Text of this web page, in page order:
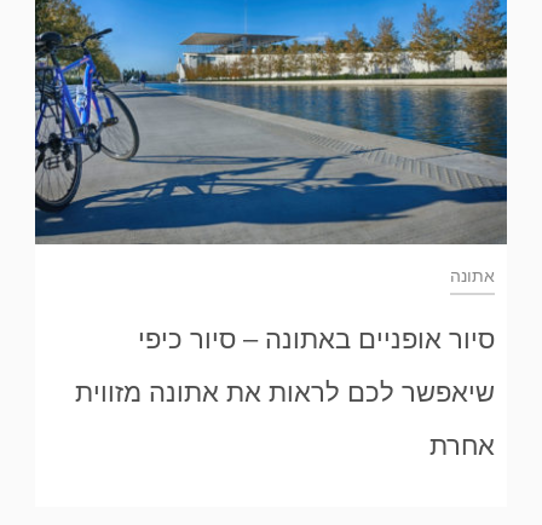
אתונה
סיור אופניים באתונה – סיור כיפי
שיאפשר לכם לראות את אתונה מזווית
אחרת